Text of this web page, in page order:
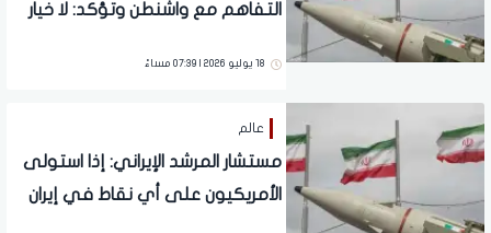
التفاهم مع واشنطن وتؤكد: لا خيار
18 يوليو 2026 | 07:39 مساءً
عالم
مستشار المرشد الإيراني: إذا استولى
الأمريكيون على أي نقاط في إيران